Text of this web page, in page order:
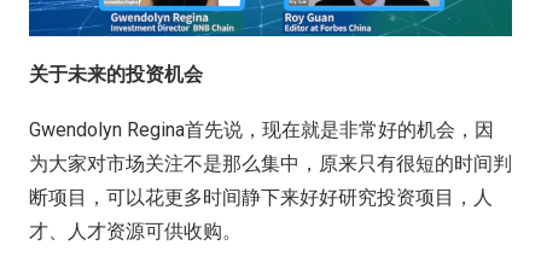
关于未来的投资机会
Gwendolyn Regina首先说，现在就是非常好的机会，因
为大家对市场关注不是那么集中，原来只有很短的时间判
断项目，可以花更多时间静下来好好研究投资项目，人
才、人才资源可供收购。